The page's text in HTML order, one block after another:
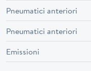
Pneumatici anteriori
Pneumatici anteriori
Emissioni